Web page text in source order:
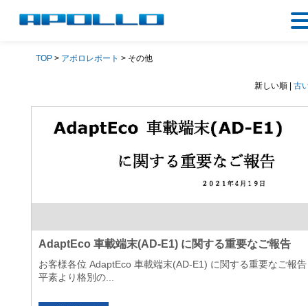
TOP > アポロレポート > その他
新しい順 | 古
AdaptEco 車載端末(AD-E1) に関する重要なご報告
お客様各位 AdaptEco 車載端末(AD-E1) に関する重要なご報告
平素より格別の...